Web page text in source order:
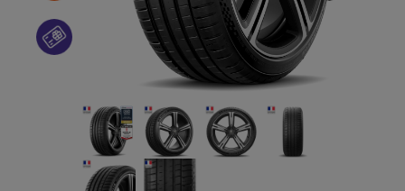
Кокшетау
Кызылорда
Павлодар